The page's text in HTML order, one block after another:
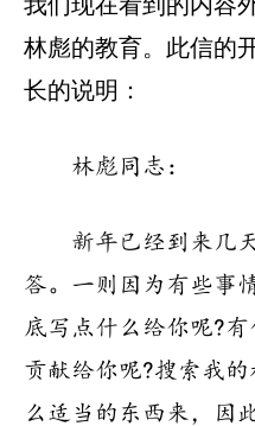
林彪的教育。此信的
长的说明：
林彪同志：
新年已经到来几
答。一则因为有些事
底写点什么给你呢?
贡献给你呢?搜索我
么适当的东西来，因